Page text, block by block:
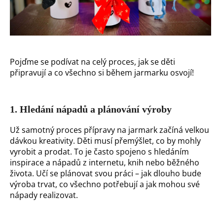
Pojďme se podívat na celý proces, jak se děti
připravují a co všechno si během jarmarku osvojí!
1. Hledání nápadů a plánování výroby
Už samotný proces přípravy na jarmark začíná velkou
dávkou kreativity. Děti musí přemýšlet, co by mohly
vyrobit a prodat. To je často spojeno s hledáním
inspirace a nápadů z internetu, knih nebo běžného
života. Učí se plánovat svou práci – jak dlouho bude
výroba trvat, co všechno potřebují a jak mohou své
nápady realizovat.
HLEDAT
D
o
p
u
u
j
e
m
e